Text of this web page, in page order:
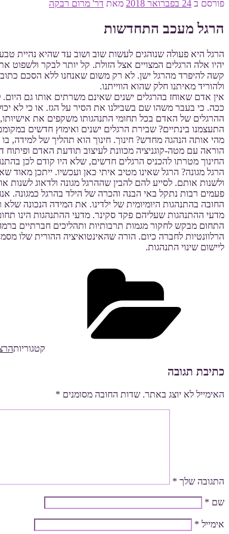
פורסם ב 24 בפברואר 2018 מאת דר' מרום רבקה
הרגל מעכב התחדשות
הרגל היא פעולה שנוהגים לעשות שוב ושוב עד שהיא נהיית
יהיו אלה הרגלים המצויים אצל הזולת. קל יותר לבקר ולשפוט
קשה להיפרד מהרגל ישן. לא רק משום שאנחנו ללא הסכם כתוב
ולהוריד מאיתנו חלק שהוא הווייתנו.
אין אדם שאוחז בהרגלים ישנים שאינם משרתים אותו גם היום.
ככה. כי בעבר משהו שם בשבילנו את הסיר על הגז. או כי לא
ההרגלים של האדם בכל תחומי התנהגותו משקפים את אישיותו,
התעצמנו בינתיים? שבירת הרגלים ישנים ואימוץ חדשים
מהי אותה הנהגה מחדש? חינוך. חינוך הוא תהליך של למידה,
הוראה עם מטה-קוגניציה מכוונת לעיצוב תודעת האדם ופיתוח
החינוך מטרתו להכניס הרגלים חדשים, שלא היו קודם לכן
הרגל מגונה? הרגל שאינו מטיב איתי כאן ועכשיו. ייתכן מאוד
ולשנות אותם. לסייע להם להבין שההרגל מגונה ולדאוג לשנות
פעמים רבות נתקל באי הבנה והכרה של הילד בהרגל כמגונה.
החובה בהתנהגות היומיומית של ילדינו. את המידה הנכונה
מדעי ההתנהגות שעליהם פקד סקינר. מדעי ההתנהגות הינו תחום
התחום מבקש לחקור מגמות תרבותיות ותהליכים חברתיים
הרלוונטיות לחברה כיום. הורה שהאינטואיציה ההורית שלו
ליישום שינוי התנהגות.
קטגוריות
כתיבת תגובה
האימייל לא יוצג באתר. שדות החובה מסומנים *
התגובה שלך *
שם *
אימייל *